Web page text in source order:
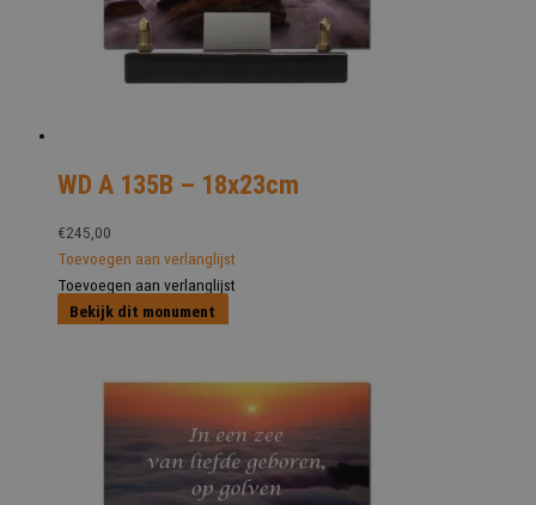
WD A 135B – 18x23cm
€245,00
Toevoegen aan verlanglijst
Toevoegen aan verlanglijst
Bekijk dit monument